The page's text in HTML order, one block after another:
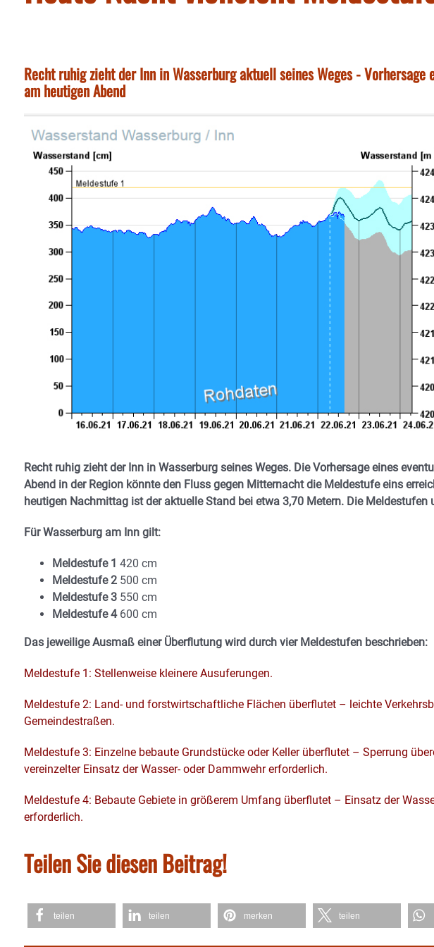
Recht ruhig zieht der Inn in Wasserburg aktuell seines Weges -
am heutigen Abend
Recht ruhig zieht der Inn in Wasserburg seines Weges. Die Vorhersage eines
Abend in der Region könnte den Fluss gegen Mitternacht die Meldestufe eins
heutigen Nachmittag ist der aktuelle Stand bei etwa 3,70 Metern. Die Meldestufen
Für Wasserburg am Inn gilt:
Meldestufe 1 420 cm
Meldestufe 2 500 cm
Meldestufe 3 550 cm
Meldestufe 4600 cm
Das jeweilige Ausmaß einer Überflutung wird durch vier Meldestufen beschrieben:
Meldestufe 1: Stellenweise kleinere Ausuferungen.
Meldestufe 2: Land- und forstwirtschaftliche Flächen überflutet – leichte
Gemeindestraßen.
Meldestufe 3: Einzelne bebaute Grundstücke oder Keller überflutet – Sperrung
vereinzelter Einsatz der Wasser- oder Dammwehr erforderlich.
Meldestufe 4: Bebaute Gebiete in größerem Umfang überflutet – Einsatz der
erforderlich.
Teilen Sie diesen Beitrag!
teilen teilen merken teilen